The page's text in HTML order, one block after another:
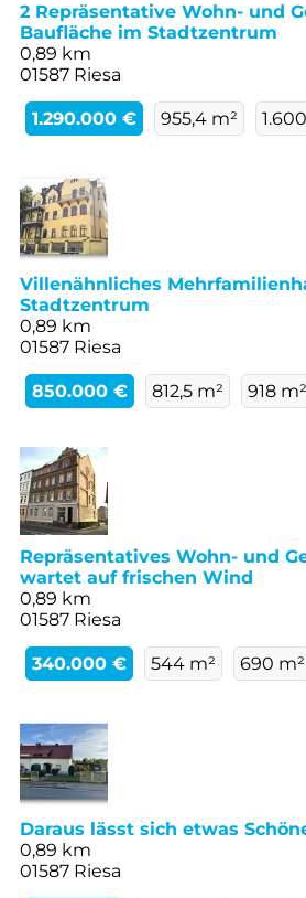
2 Repräsentative Wohn- und
Baufläche im Stadtzentrum
0,89 km
01587 Riesa
1.290.000 € 955,4 m²
Villenähnliches
Stadtzentrum
0,89 km
01587 Riesa
850.000 € 812,5 m² 918 m²
Repräsentatives Wohn- und
wartet auf frischen Wind
0,89 km
01587 Riesa
340.000 € 544 m² 690 m²
Daraus lässt sich etwas
0,89 km
01587 Riesa